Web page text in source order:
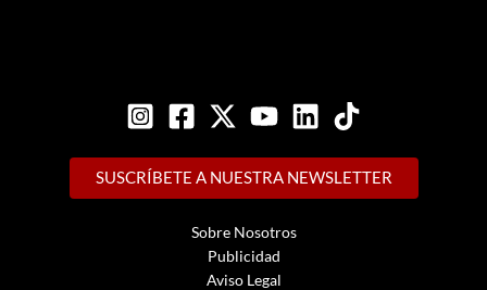
SUSCRÍBETE A NUESTRA NEWSLETTER
Sobre Nosotros
Publicidad
Aviso Legal